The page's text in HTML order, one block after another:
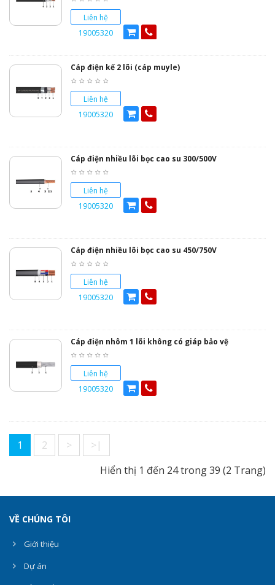
Liên hệ
19005320
Cáp điện kế 2 lõi (cáp muyle)
Liên hệ
19005320
Cáp điện nhiều lõi bọc cao su 300/500V
Liên hệ
19005320
Cáp điện nhiều lõi bọc cao su 450/750V
Liên hệ
19005320
Cáp điện nhôm 1 lõi không có giáp bảo vệ
Liên hệ
19005320
1 2 >
>|
Hiển thị 1 đến 24 trong 39 (2 Trang)
VỀ CHÚNG TÔI
Giới thiệu
Dự án